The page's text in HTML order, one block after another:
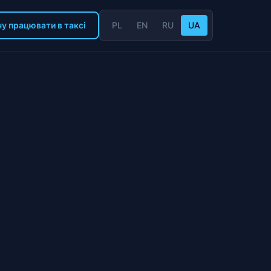
працювати в таксі PL EN RU UA